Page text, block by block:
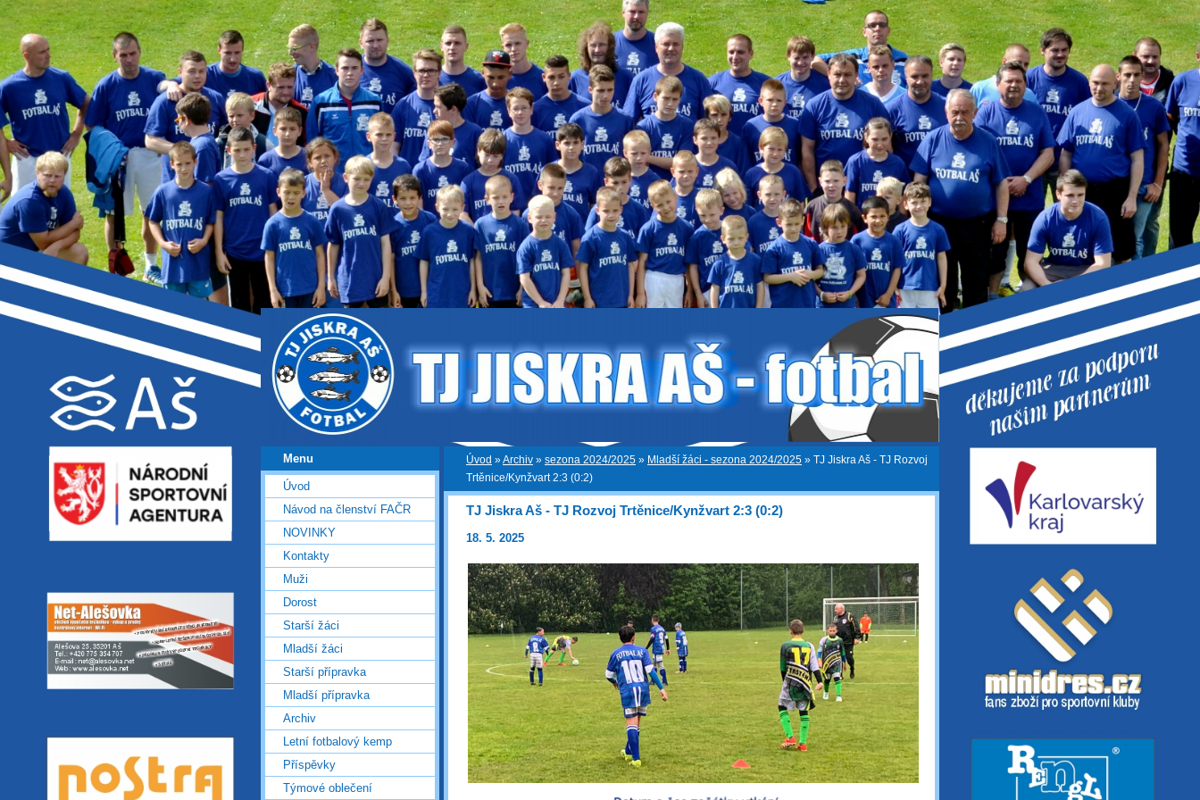
Úvod »Archiv » sezona 2024/2025 » Mladší žáci - sezona 2024/2025 » TJ Jiskra Aš - TJ Rozvoj
Trtěnice/Kynžvart 2:3 (0:2)
TJ Jiskra Aš - TJ Rozvoj Trtěnice/Kynžvart 2:3 (0:2)
18. 5. 2025
Menu
Úvod
Návod na členství FAČR
NOVINKY
Kontakty
Muži
Dorost
Starší žáci
Mladší žáci
Starší přípravka
Mladší přípravka
Archiv
Letní fotbalový kemp
Příspěvky
Týmové oblečení